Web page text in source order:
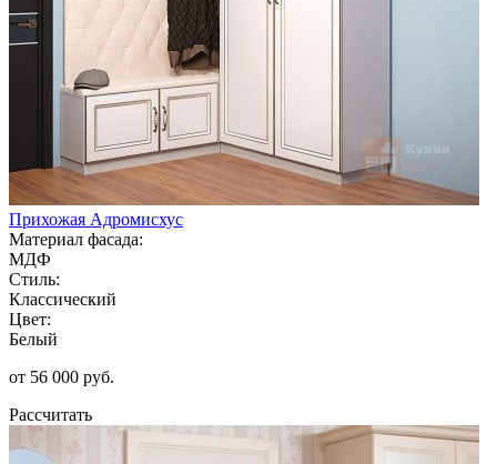
Прихожая Адромисхус
Материал фасада:
МДФ
Стиль:
Классический
Цвет:
Белый
от 56 000 руб.
Рассчитать